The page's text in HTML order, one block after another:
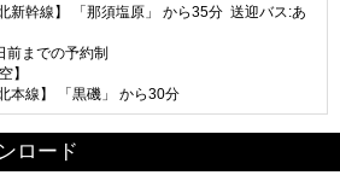
新幹線】 「那須塩原」 から35分 送迎バス:あ
前までの予約制
】
本線】 「黒磯」 から30分
ロード